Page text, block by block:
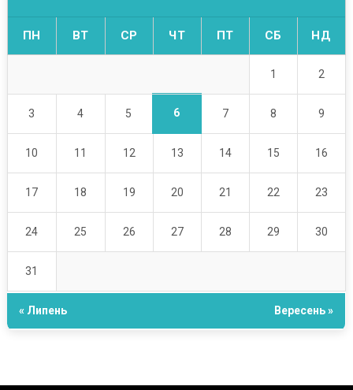
ПН ВТ СР ЧТ ПТ СБ НД
1 2
3 4 5 6 7 8 9
10 11 12 13 14 15 16
17 18 19 20 21 22 23
24 25 26 27 28 29 30
31
« Липень Вересень »